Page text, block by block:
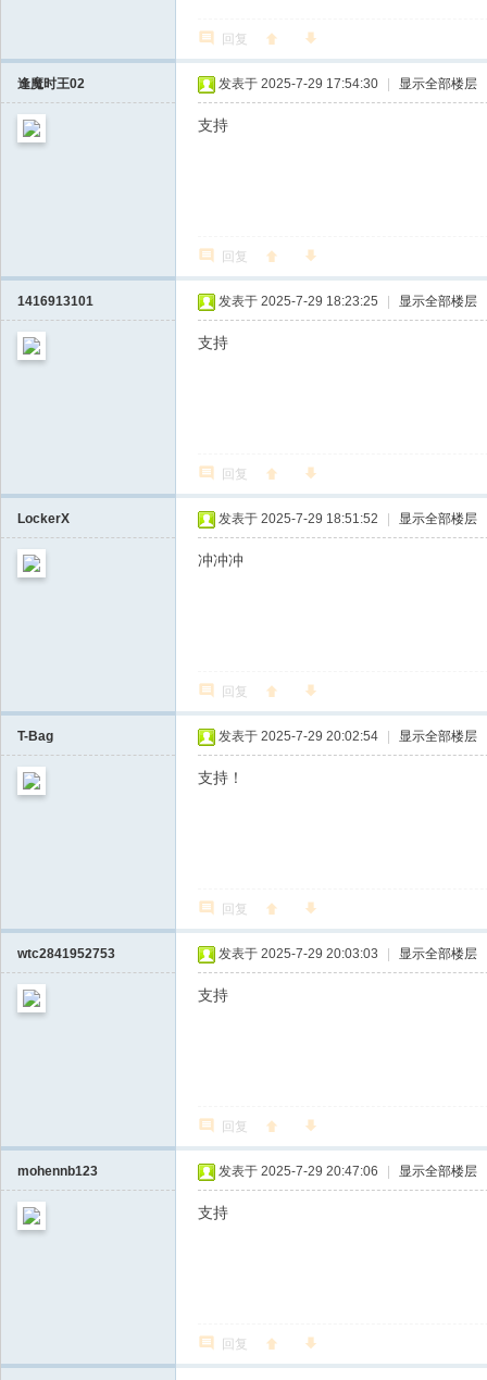
回复
逢魔时王02 发表于 2025-7-29 17:54:30 显示全部楼层
支持
回复
1416913101 发表于 2025-7-29 18:23:25 显示全部楼层
支持
回复
LockerX 发表于 2025-7-29 18:51:52 显示全部楼层
冲冲冲
回复
T-Bag 发表于 2025-7-29 20:02:54 显示全部楼层
支持！
回复
wtc2841952753 发表于 2025-7-29 20:03:03 显示全部楼层
支持
回复
mohennb123 发表于 2025-7-29 20:47:06 显示全部楼层
支持
回复